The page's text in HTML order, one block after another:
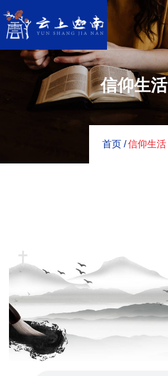
信仰生活
首页 / 信仰生活